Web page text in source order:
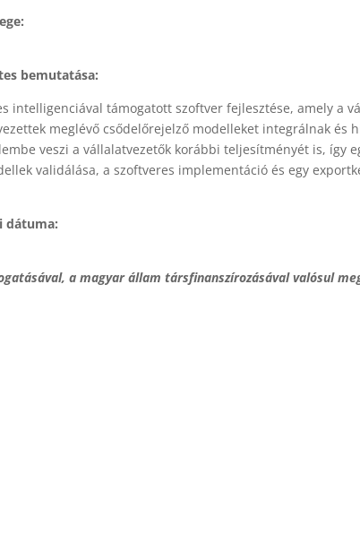
bemutatása:
intelligenciával támogatott szoftver fejlesztése, amely a
meglévő csődelőrejelző modelleket integrálnak
veszi a vállalatvezetők korábbi teljesítményét is, így
validálása, a szoftveres implementáció és egy
dátuma:
a magyar állam társfinanszírozásával valósul